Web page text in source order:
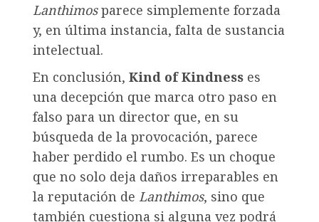
Lanthimosparece simplemente forzada
y, en última instancia, falta de sustancia
intelectual.
En conclusión, Kind of Kindness es
una decepción que marca otro paso en
falso para un director que, en su
búsqueda de la provocación, parece
haber perdido el rumbo. Es un choque
que no solo deja daños irreparables en
la reputación de Lanthimos, sino que
también cuestiona si alguna vez podrá